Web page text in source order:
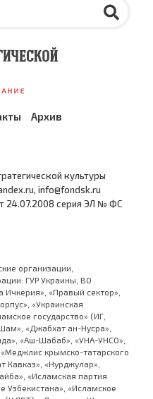
Архив
культуры
info@fondsk.ru
24.07.2008 серия ЭЛ № ФС
организации,
ГУР Украины, ВО
Ичкерия», «Правый сектор»,
«Украинская
государство» (ИГ,
«Джабхат ан-Нусра»,
«Аш-Шабаб», «УНА-УНСО»,
крымско-татарского
Кавказ», «Нурджулар»,
«Исламская партия
Узбекистана», «Исламское